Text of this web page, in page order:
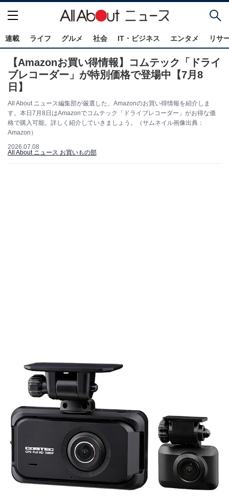
連載 ライフ グルメ 社会 IT・ビジネス エンタメ リサ
【Amazonお買い得情報】コムテック「ドライ
ブレコーダー」が特別価格で登場中【7月8
日】
All About ニュース編集部が厳選した、Amazonのお買い得情報を紹介しま
す。本日7月8日はAmazonでコムテック「ドライブレコーダー」がお得な価
格で購入可能。詳しく紹介していきましょう。（サムネイル画像出典：
Amazon）
2026.07.08
All About ニュース お買いもの部